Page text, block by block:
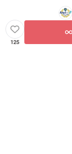
125